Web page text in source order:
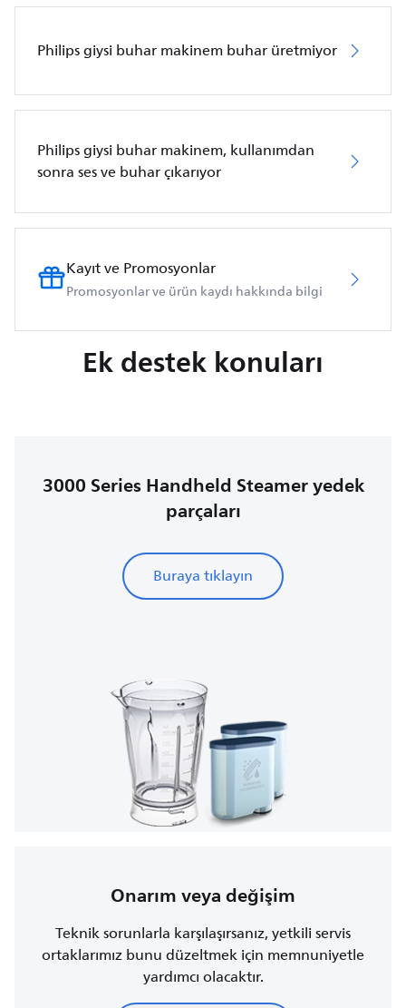
Philips giysi buhar makinem buhar üretmiyor
Philips giysi buhar makinem, kullanımdan
sonra ses ve buhar çıkarıyor
Kayıt ve Promosyonlar
Promosyonlar ve ürün kaydı hakkında bilgi
Ek destek konuları
3000 Series Handheld Steamer yedek
parçaları
Buraya tıklayın
Onarım veya değişim
Teknik sorunlarla karşılaşırsanız, yetkili servis
ortaklarımız bunu düzeltmek için memnuniyetle
yardımcı olacaktır.